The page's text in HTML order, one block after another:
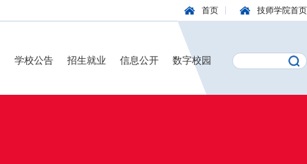
首页 技师学院首页
学校公告 招生就业 信息公开 数字校园